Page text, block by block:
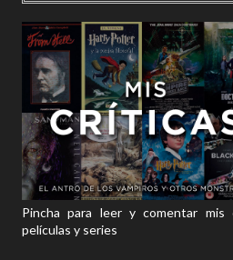
Pincha para leer y comentar mis
películas y series